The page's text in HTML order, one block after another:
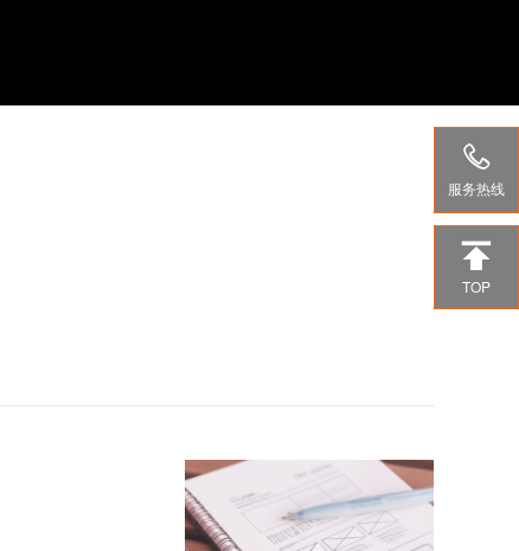

服务热线

TOP